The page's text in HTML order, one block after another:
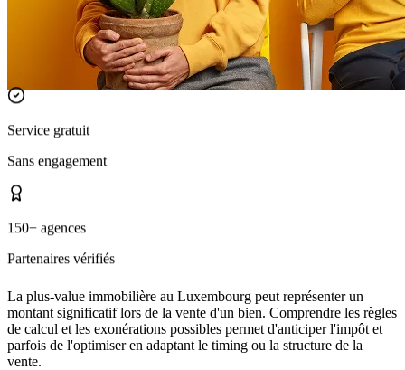
Service gratuit
Sans engagement
150+ agences
Partenaires vérifiés
La plus-value immobilière au Luxembourg peut représenter un
montant significatif lors de la vente d'un bien. Comprendre les règles
de calcul et les exonérations possibles permet d'anticiper l'impôt et
parfois de l'optimiser en adaptant le timing ou la structure de la
vente.